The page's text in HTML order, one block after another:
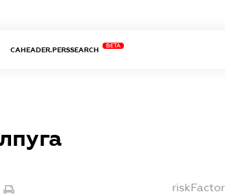
CAHEADER.PERSSEARCH
BETA